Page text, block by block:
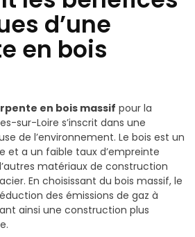
d’une
en bois
en bois massif pour la
sur-Loire s’inscrit dans une
de l’environnement. Le bois est un
et a un faible taux d’empreinte
matériaux de construction
En choisissant du bois massif, le
des émissions de gaz à
ainsi une construction plus